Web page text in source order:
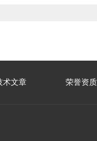
术文章 荣誉资质